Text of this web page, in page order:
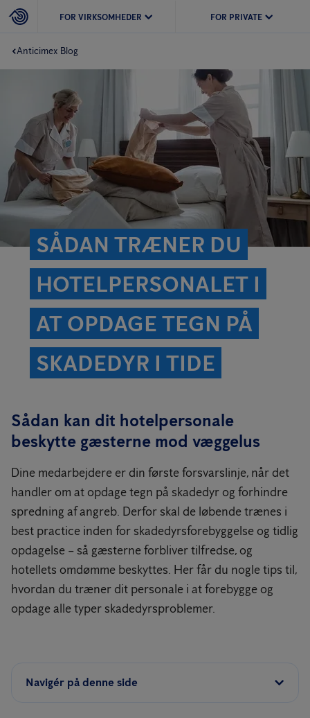
FOR VIRKSOMHEDER FOR PRIVATE
Anticimex Blog
SÅDAN TRÆNER DU
HOTELPERSONALET I
AT OPDAGE TEGN PÅ
SKADEDYR I TIDE
Sådan kan dit hotelpersonale
beskytte gæsterne mod væggelus
Dine medarbejdere er din første forsvarslinje, når det
handler om at opdage tegn på skadedyr og forhindre
spredning af angreb. Derfor skal de løbende trænes i
best practice inden for skadedyrsforebyggelse og tidlig
opdagelse – så gæsterne forbliver tilfredse, og
hotellets omdømme beskyttes. Her får du nogle tips til,
hvordan du træner dit personale i at forebygge og
opdage alle typer skadedyrsproblemer.
Navigér på denne side